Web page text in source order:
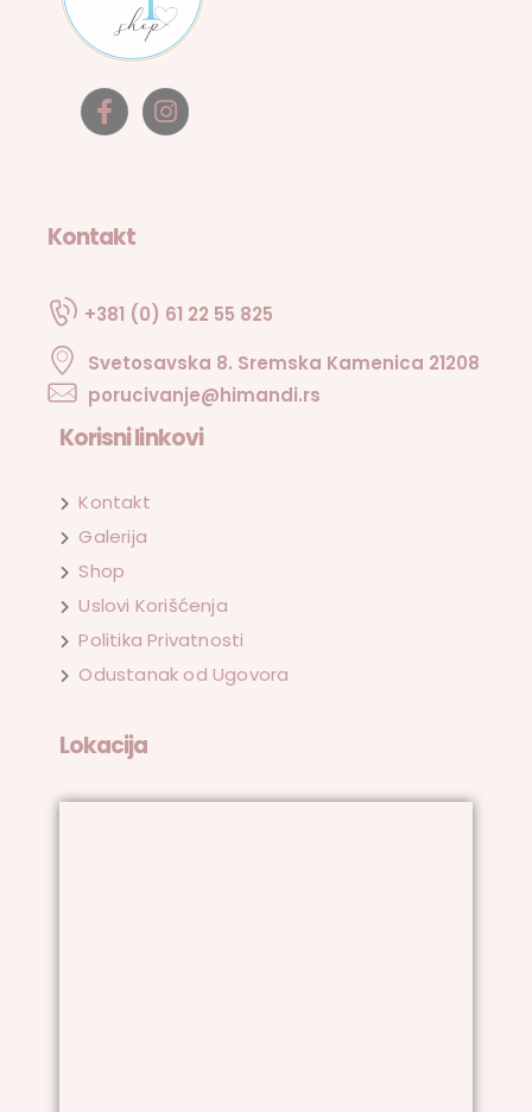
Kontakt
+381 (0) 61 22 55 825
Svetosavska 8. Sremska Kamenica 21208
porucivanje@himandi.rs
Korisni linkovi
Kontakt
Galerija
Shop
Uslovi Korišćenja
Politika Privatnosti
Odustanak od Ugovora
Lokacija